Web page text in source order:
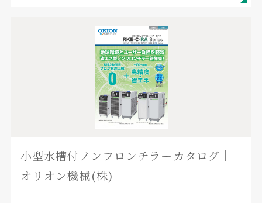
小型水槽付ノンフロンチラーカタログ｜
オリオン機械(株)